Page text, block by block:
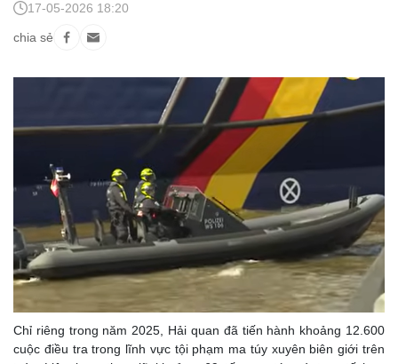
chia sẻ
17-05-2026 18:20
Chỉ riêng trong năm 2025, Hải quan đã tiến hành khoảng 12.600
cuộc điều tra trong lĩnh vực tội phạm ma túy xuyên biên giới trên